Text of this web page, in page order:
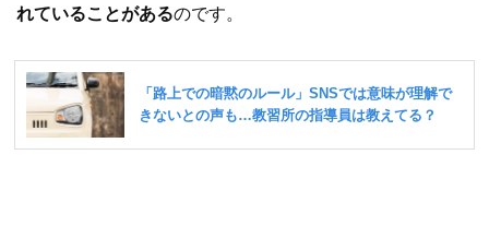
れていることがあるのです。